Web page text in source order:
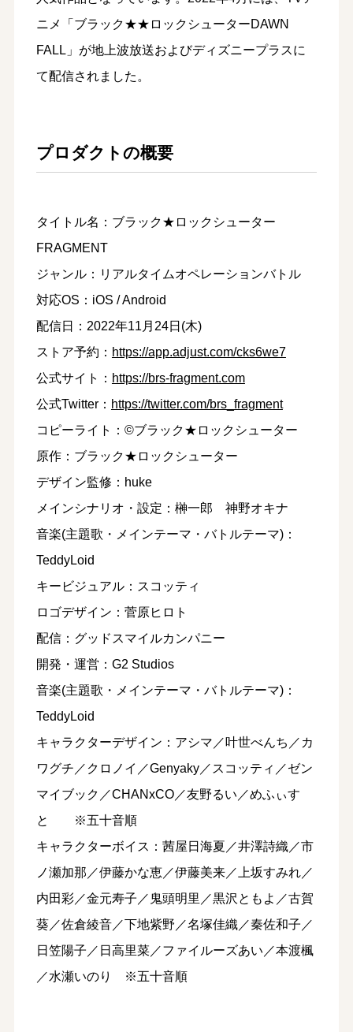
ニメ「ブラック★★ロックシューターDAWN
FALL」が地上波放送およびディズニープラスに
て配信されました。
プロダクトの概要
タイトル名：ブラック★ロックシューター
FRAGMENT
ジャンル：リアルタイムオペレーションバトル
対応OS：iOS / Android
配信日：2022年11月24日(木)
ストア予約： https://app.adjust.com/cks6we7
公式サイト： https://brs-fragment.com
公式Twitter： https://twitter.com/brs_fragment
コピーライト：©ブラック★ロックシューター
原作：ブラック★ロックシューター
デザイン監修：huke
メインシナリオ・設定：榊一郎 神野オキナ
音楽(主題歌・メインテーマ・バトルテーマ)：
TeddyLoid
キービジュアル：スコッティ
ロゴデザイン：菅原ヒロト
配信：グッドスマイルカンパニー
開発・運営：G2 Studios
音楽(主題歌・メインテーマ・バトルテーマ)：
TeddyLoid
キャラクターデザイン：アシマ／叶世べんち／カ
ワグチ／クロノイ／Genyaky／スコッティ／ゼン
マイブック／CHANxCO／友野るい／めふぃす
と ※五十音順
キャラクターボイス：茜屋日海夏／井澤詩織／市
ノ瀬加那／伊藤かな恵／伊藤美来／上坂すみれ／
内田彩／金元寿子／鬼頭明里／黒沢ともよ／古賀
葵／佐倉綾音／下地紫野／名塚佳織／秦佐和子／
日笠陽子／日高里菜／ファイルーズあい／本渡楓
／水瀬いのり ※五十音順